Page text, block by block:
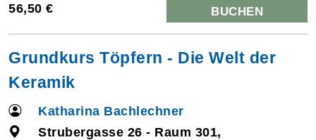
56,50 € BUCHEN
Grundkurs Töpfern - Die Welt der
Keramik
Katharina Bachlechner
Strubergasse 26 - Raum 301,